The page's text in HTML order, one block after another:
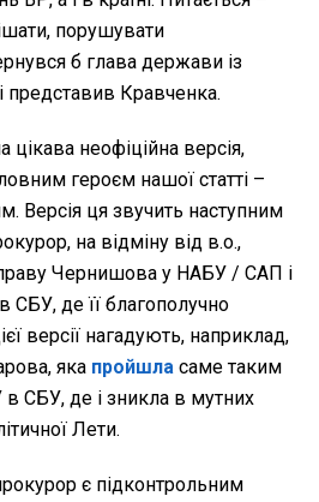
порушувати
б глава держави із
представив Кравченка.
цікава неофіційна версія,
героєм нашої статті –
Версія ця звучить наступним
на відміну від в.о.,
Чернишова у НАБУ / САП і
СБУ, де її благополучно
версії нагадують, наприклад,
яка пройшла саме таким
СБУ, де і зникла в мутних
Лети.
є підконтрольним